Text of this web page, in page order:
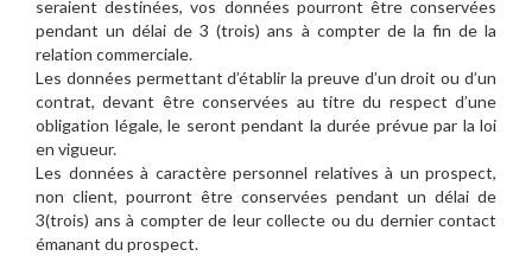
seraient destinées, vos données pourront être conservées
pendant un délai de 3 (trois) ans à compter de la fin de la
relation commerciale.
Les données permettant d’établir la preuve d’un droit ou d’un
contrat, devant être conservées au titre du respect d’une
obligation légale, le seront pendant la durée prévue par la loi
en vigueur.
Les données à caractère personnel relatives à un prospect,
non client, pourront être conservées pendant un délai de
3(trois) ans à compter de leur collecte ou du dernier contact
émanant du prospect.